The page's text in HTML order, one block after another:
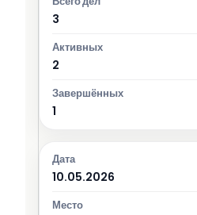
3
2
1
10.05.2026